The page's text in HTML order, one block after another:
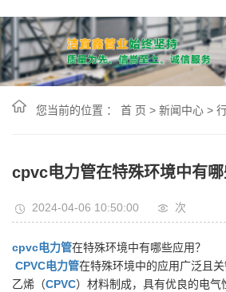
您当前的位置 ： 首 页 > 新闻中心 >
cpvc电力管在特殊环境中有哪
2024-04-06 10:50:00 次
cpvc电力管在特殊环境中有哪些应用？
CPVC电力管在特殊环境中的应用广泛且
乙烯（CPVC）材料制成，具有优良的电